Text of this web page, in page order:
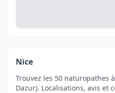
Nice
Trouvez les 50 naturopathes
Dazur). Localisations, avis et